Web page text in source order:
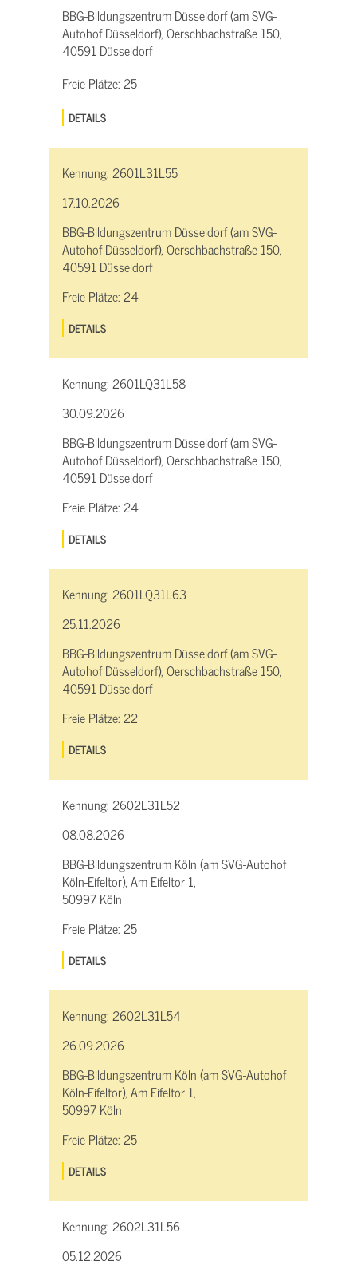
BBG-Bildungszentrum Düsseldorf (am SVG-
Autohof Düsseldorf), Oerschbachstraße 150,
40591 Düsseldorf
Freie Plätze:25
DETAILS
Kennung:2601L31L55
17.10.2026
BBG-Bildungszentrum Düsseldorf (am SVG-
Autohof Düsseldorf), Oerschbachstraße 150,
40591 Düsseldorf
Freie Plätze:24
DETAILS
Kennung:2601LQ31L58
30.09.2026
BBG-Bildungszentrum Düsseldorf (am SVG-
Autohof Düsseldorf), Oerschbachstraße 150,
40591 Düsseldorf
Freie Plätze:24
DETAILS
Kennung:2601LQ31L63
25.11.2026
BBG-Bildungszentrum Düsseldorf (am SVG-
Autohof Düsseldorf), Oerschbachstraße 150,
40591 Düsseldorf
Freie Plätze:22
DETAILS
Kennung:2602L31L52
08.08.2026
BBG-Bildungszentrum Köln (am SVG-Autohof
Köln-Eifeltor), Am Eifeltor 1,
50997 Köln
Freie Plätze:25
DETAILS
Kennung:2602L31L54
26.09.2026
BBG-Bildungszentrum Köln (am SVG-Autohof
Köln-Eifeltor), Am Eifeltor 1,
50997 Köln
Freie Plätze:25
DETAILS
Kennung:2602L31L56
05.12.2026